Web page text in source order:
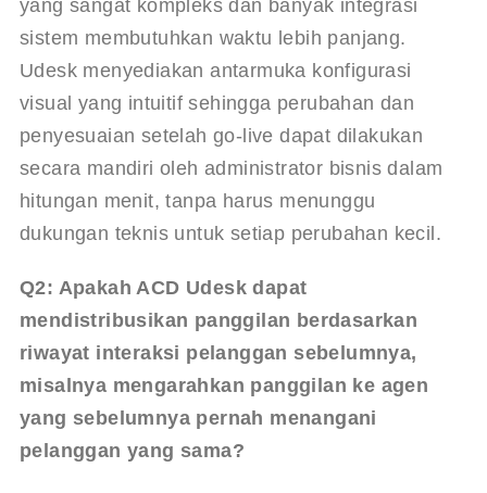
yang sangat kompleks dan banyak integrasi
sistem membutuhkan waktu lebih panjang.
Udesk menyediakan antarmuka konfigurasi
visual yang intuitif sehingga perubahan dan
penyesuaian setelah go-live dapat dilakukan
secara mandiri oleh administrator bisnis dalam
hitungan menit, tanpa harus menunggu
dukungan teknis untuk setiap perubahan kecil.
Q2: Apakah ACD Udesk dapat
mendistribusikan panggilan berdasarkan
riwayat interaksi pelanggan sebelumnya,
misalnya mengarahkan panggilan ke agen
yang sebelumnya pernah menangani
pelanggan yang sama?